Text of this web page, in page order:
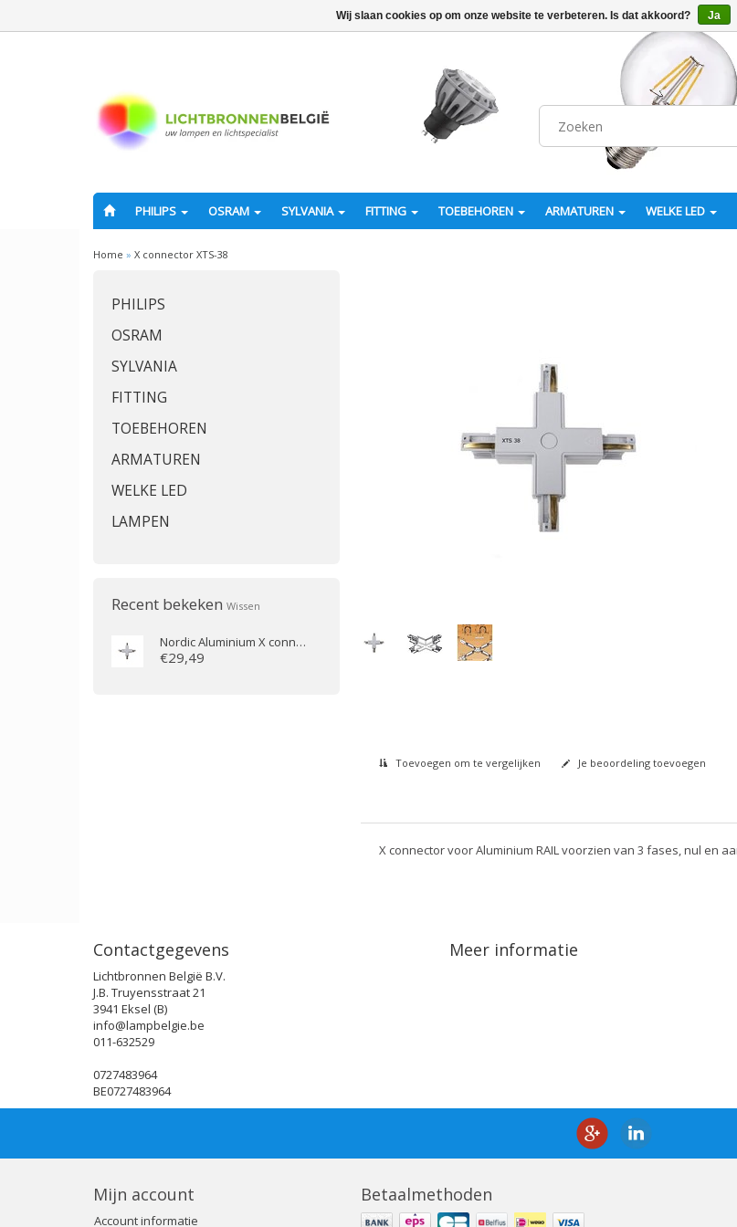
PHILIPS OSRAM SYLVANIA FITTING TOEBEHOREN ARMATUREN WELKE LED
Home » X connector XTS-38
PHILIPS
OSRAM
SYLVANIA
FITTING
TOEBEHOREN
ARMATUREN
WELKE LED
LAMPEN
Recent bekeken Wissen
Nordic Aluminium X connector XTS-38
€29,49
Toevoegen om te vergelijken Je beoordeling toevoegen
X connector voor Aluminium RAIL voorzien van 3 fases, nul en
Contactgegevens
Lichtbronnen België B.V.
J.B. Truyensstraat 21
3941 Eksel (B)
info@lampbelgie.be
011-632529
0727483964
BE0727483964
Meer informatie
Mijn account
Account informatie
Betaalmethoden
Wij slaan cookies op om onze website te verbeteren. Is dat akkoord? Ja